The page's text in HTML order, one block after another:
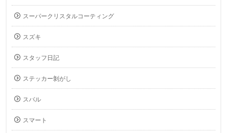
スーパークリスタルコーティング
スズキ
スタッフ日記
ステッカー剝がし
スバル
スマート